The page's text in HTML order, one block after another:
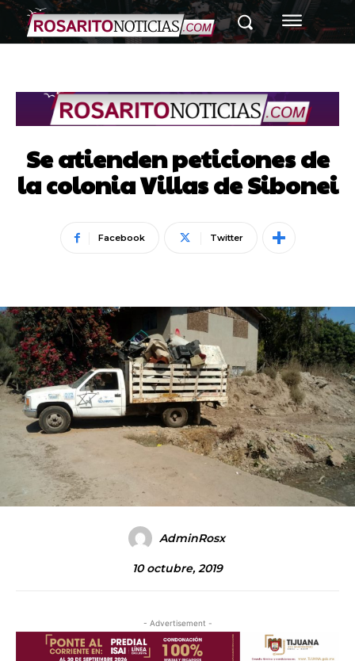
Se atienden peticiones de
la colonia Villas de Sibonei
Facebook Twitter
AdminRosx
10 octubre, 2019
- Advertisement -